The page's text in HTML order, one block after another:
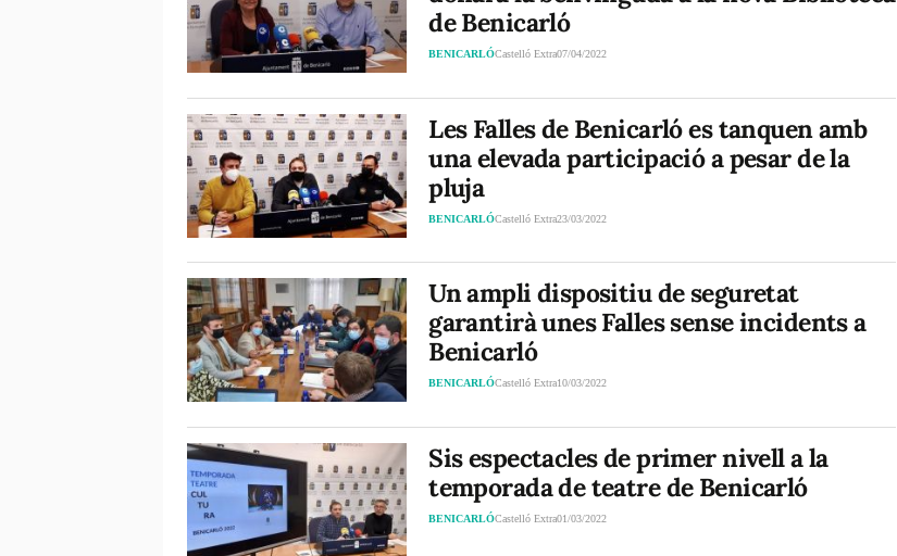
de Benicarló
BENICARLÓCastelló Extra07/04/2022
Les Falles de Benicarló es tanquen amb
una elevada participació a pesar de la
pluja
BENICARLÓCastelló Extra23/03/2022
Un ampli dispositiu de seguretat
garantirà unes Falles sense incidents a
Benicarló
BENICARLÓCastelló Extra10/03/2022
Sis espectacles de primer nivell a la
temporada de teatre de Benicarló
BENICARLÓCastelló Extra01/03/2022